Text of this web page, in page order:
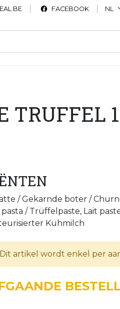
FACEBOOK NL
TRUFFEL
/ Gekarnde boter /
/ Trüffelpaste, Lait
Kuhmilch
Dit artikel wordt enkel per